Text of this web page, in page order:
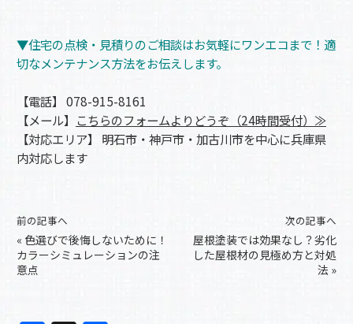
▼住宅の点検・見積りのご相談はお気軽にワンエコまで！適
切なメンテナンス方法をお伝えします。
【電話】 078-915-8161
【メール】 こちらのフォームよりどうぞ（24時間受付）≫
【対応エリア】 明石市・神戸市・加古川市を中心に兵庫県
内対応します
前の記事へ
« 色選びで後悔しないために！
カラーシミュレーションの注
意点
次の記事へ
屋根塗装では効果なし？劣化
した屋根材の見極め方と対処
法 »